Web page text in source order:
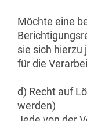
Möchte eine
sie sich hierzu
für die
d) Recht auf
werden)